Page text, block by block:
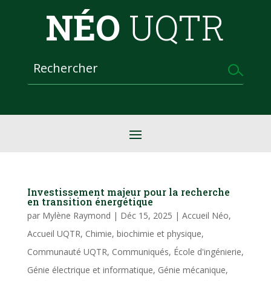
NÉO UQTR
Investissement majeur pour la recherche
en transition énergétique
par Mylène Raymond | Déc 15, 2025 | Accueil Néo,
Accueil UQTR, Chimie, biochimie et physique,
Communauté UQTR, Communiqués, École d'ingénierie,
Génie électrique et informatique, Génie mécanique,